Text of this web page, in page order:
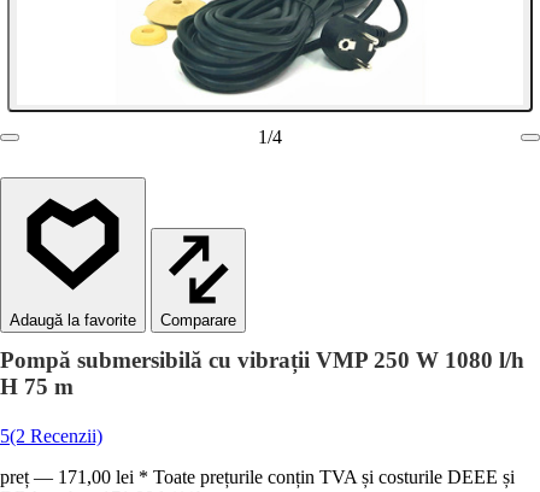
1/4
Comparare
Pompă submersibilă cu vibrații VMP 250 W 1080 l/h
H 75 m
5(2 Recenzii)
preț — 171,00 lei * Toate prețurile conțin TVA și costurile DEEE și